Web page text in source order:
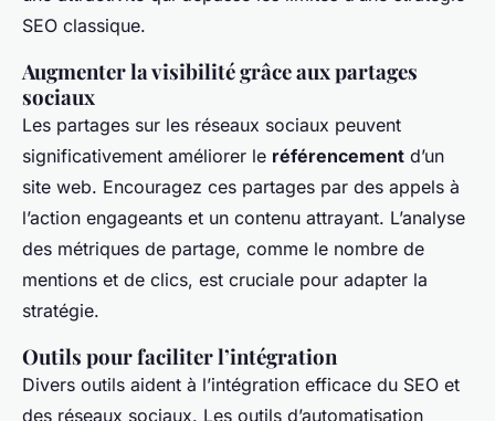
SEO classique.
Augmenter la visibilité grâce aux partages
sociaux
Les partages sur les réseaux sociaux peuvent
significativement améliorer le référencement d’un
site web. Encouragez ces partages par des appels à
l’action engageants et un contenu attrayant. L’analyse
des métriques de partage, comme le nombre de
mentions et de clics, est cruciale pour adapter la
stratégie.
Outils pour faciliter l’intégration
Divers outils aident à l’intégration efficace du SEO et
des réseaux sociaux. Les outils d’automatisation